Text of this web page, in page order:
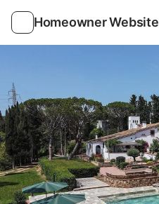
Homeowner Website
Fotos Servicios Valoraciones